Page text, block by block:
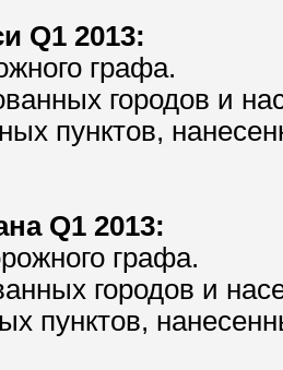
Q1 2013:
графа.
городов и
пунктов,
Q1 2013:
графа.
городов и
пунктов,